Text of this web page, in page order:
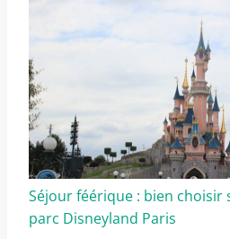
Séjour féérique : bien choisir
parc Disneyland Paris